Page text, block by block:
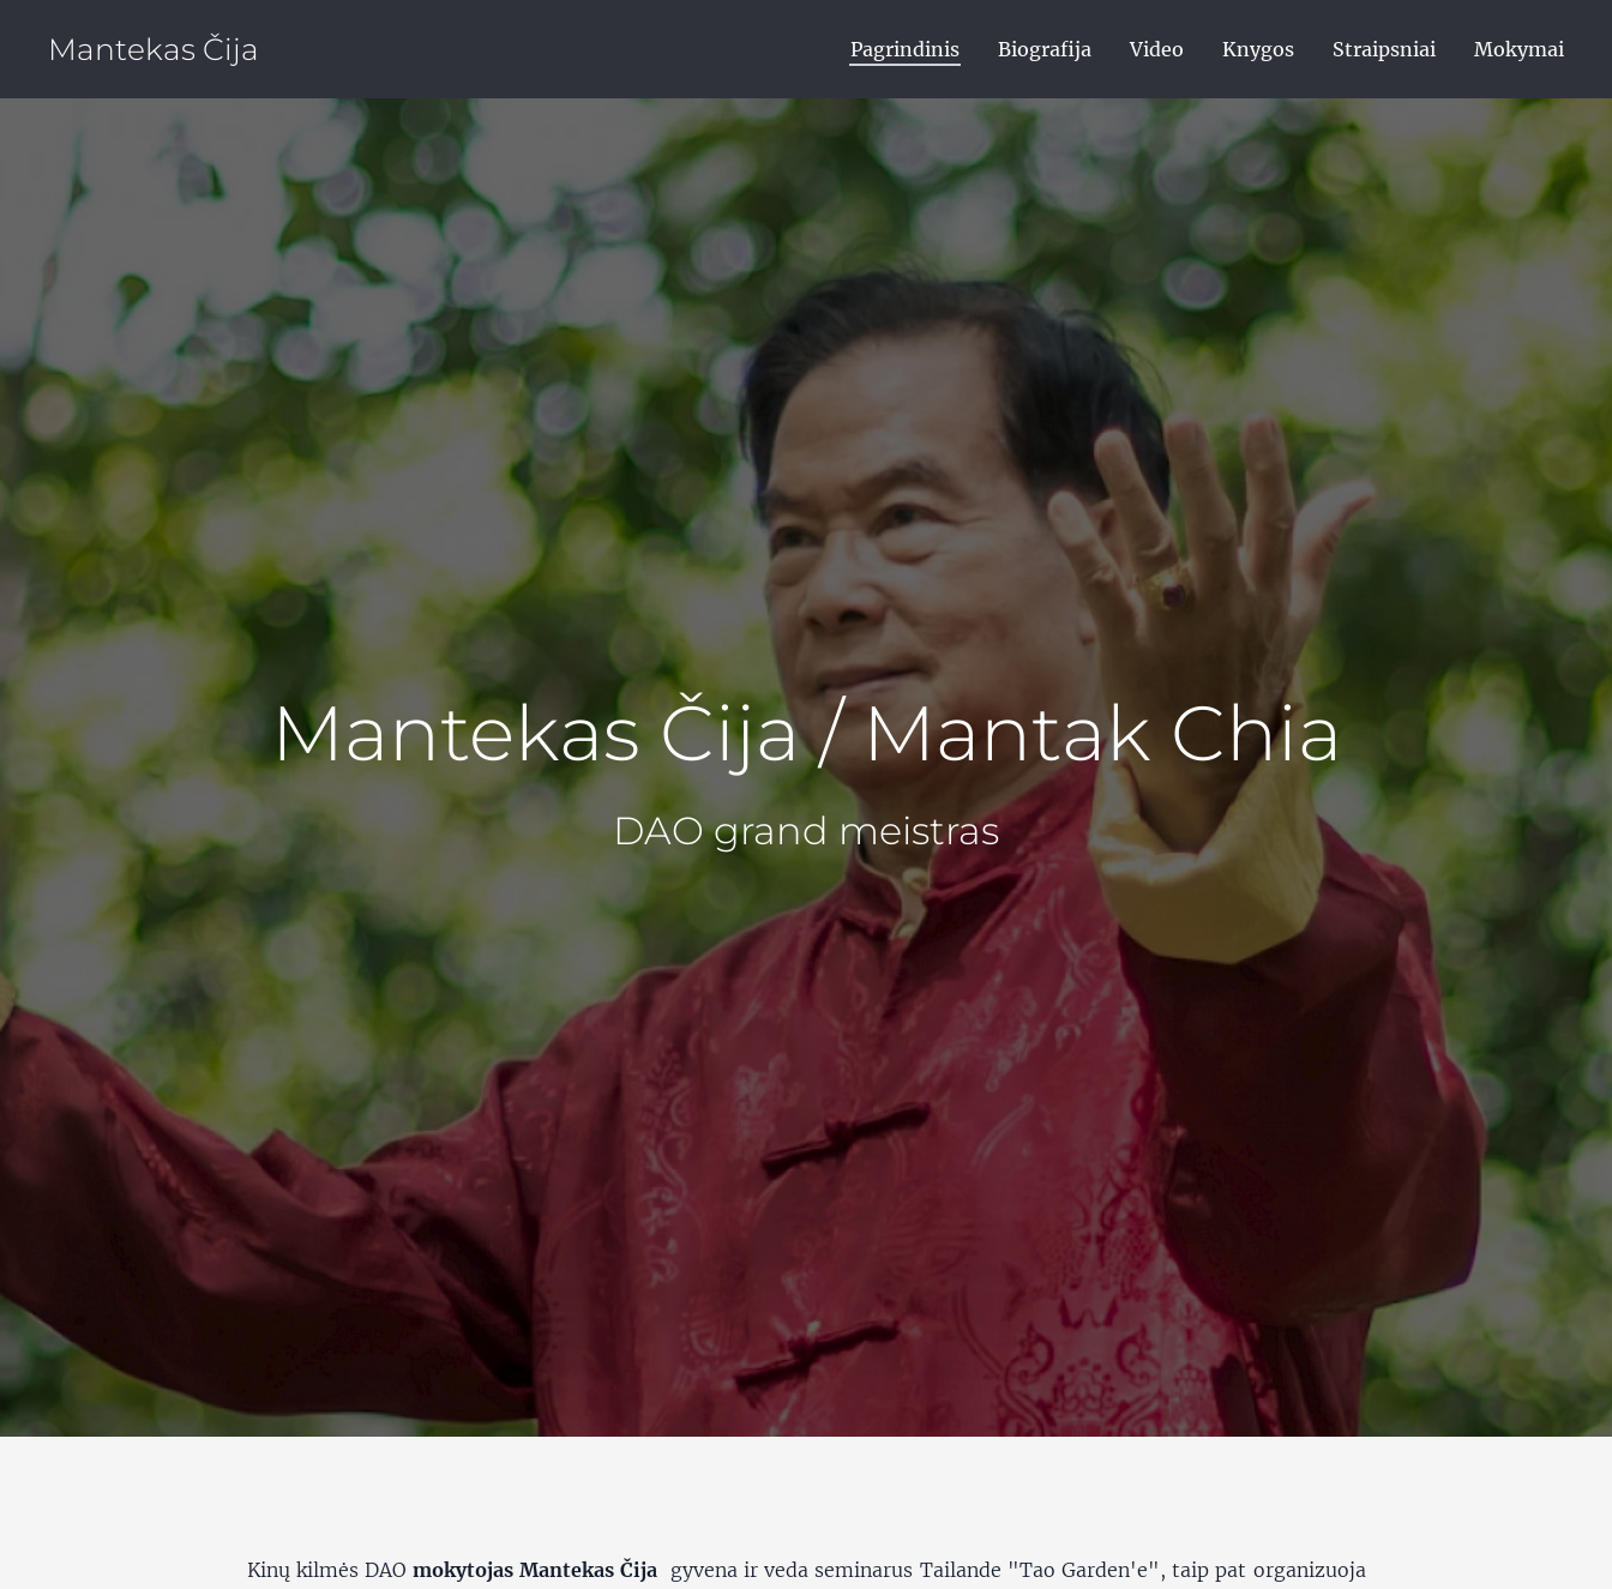
Mantekas Čija Pagrindinis Biografija Video Knygos Straipsniai Mokymai
Mantekas Čija / Mantak Chia
DAO grand meistras
Kinų kilmės DAOmokytojas Mantekas Čija gyvena ir veda seminarus Tailande "Tao Garden'e", taip pat organizuoja